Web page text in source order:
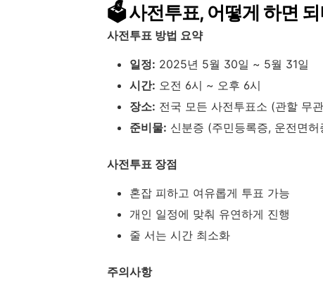
🗳️ 사전투표, 어떻게 하면
사전투표 방법 요약
일정: 2025년 5월 30일 ~ 5월 31일
시간: 오전 6시 ~ 오후 6시
장소: 전국 모든 사전투표소 (관할 무
준비물: 신분증 (주민등록증, 운전면허
사전투표 장점
혼잡 피하고 여유롭게 투표 가능
개인 일정에 맞춰 유연하게 진행
줄 서는 시간 최소화
주의사항